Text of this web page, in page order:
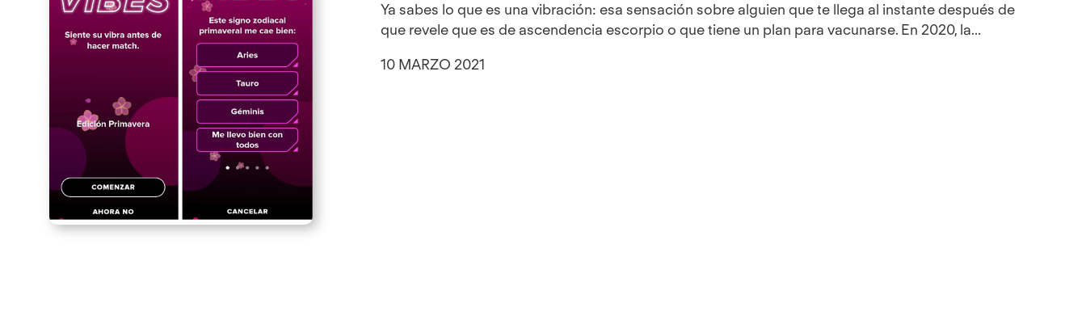
Ya sabes lo que es una vibración: esa sensación sobre alguien que te llega al instante después de
que revele que es de ascendencia escorpio o que tiene un plan para vacunarse. En 2020, la...
10 MARZO 2021